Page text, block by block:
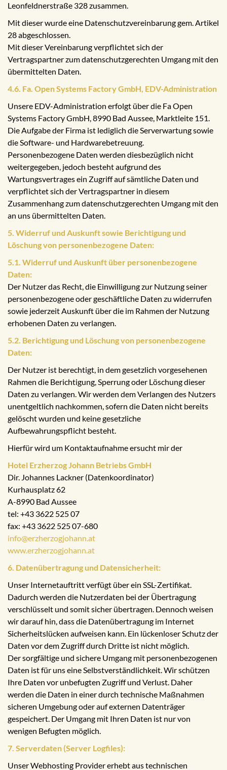
Leonfeldnerstraße 328 zusammen.
Mit dieser wurde eine Datenschutzvereinbarung gem. Artikel
28 abgeschlossen.
Mit dieser Vereinbarung verpflichtet sich der
Vertragspartner zum datenschutzgerechten Umgang mit den
übermittelten Daten.
4.6. Fa. Open Systems Factory GmbH, EDV-Administration
Unsere EDV-Administration erfolgt über die Fa Open
Systems Factory GmbH, 8990 Bad Aussee, Marktleite 151.
Die Aufgabe der Firma ist lediglich die Serverwartung sowie
die Software- und Hardwarebetreuung.
Personenbezogene Daten werden diesbezüglich nicht
weitergegeben, jedoch besteht aufgrund des
Wartungsvertrages ein Zugriff auf sämtliche Daten und
verpflichtet sich der Vertragspartner in diesem
Zusammenhang zum datenschutzgerechten Umgang mit den
an uns übermittelten Daten.
5. Widerruf und Auskunft sowie Berichtigung und
Löschung von personenbezogene Daten:
5.1. Widerruf und Auskunft über personenbezogene
Daten:
Der Nutzer das Recht, die Einwilligung zur Nutzung seiner
personenbezogene oder geschäftliche Daten zu widerrufen
sowie jederzeit Auskunft über die im Rahmen der Nutzung
erhobenen Daten zu verlangen.
5.2. Berichtigung und Löschung von personenbezogene
Daten:
Der Nutzer ist berechtigt, in dem gesetzlich vorgesehenen
Rahmen die Berichtigung, Sperrung oder Löschung dieser
Daten zu verlangen. Wir werden dem Verlangen des Nutzers
unentgeltlich nachkommen, sofern die Daten nicht bereits
gelöscht wurden und keine gesetzliche
Aufbewahrungspflicht besteht.
Hierfür wird um Kontaktaufnahme ersucht mir der
Hotel Erzherzog Johann Betriebs GmbH
Dir. Johannes Lackner (Datenkoordinator)
Kurhausplatz 62
A-8990 Bad Aussee
tel: +43 3622 525 07
fax: +43 3622 525 07-680
info@erzherzogjohann.at
www.erzherzogjohann.at
6. Datenübertragung und Datensicherheit:
Unser Internetauftritt verfügt über ein SSL-Zertifikat.
Dadurch werden die Nutzerdaten bei der Übertragung
verschlüsselt und somit sicher übertragen. Dennoch weisen
wir darauf hin, dass die Datenübertragung im Internet
Sicherheitslücken aufweisen kann. Ein lückenloser Schutz der
Daten vor dem Zugriff durch Dritte ist nicht möglich.
Der sorgfältige und sichere Umgang mit personenbezogenen
Daten ist für uns eine Selbstverständlichkeit. Wir schützen
Ihre Daten vor unbefugten Zugriff und Verlust. Daher
werden die Daten in einer durch technische Maßnahmen
sicheren Umgebung oder auf externen Datenträger
gespeichert. Der Umgang mit Ihren Daten ist nur von
wenigen Befugten möglich.
7. Serverdaten (Server Logfiles):
Unser Webhosting Provider erhebt aus technischen